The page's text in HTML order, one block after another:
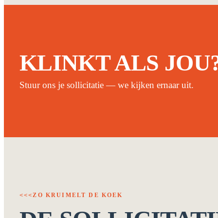
KLINKT ALS
Stuur ons je sollicitatie — we kijken ernaar uit.
<<<ZO KRUIMELT DE KOEK